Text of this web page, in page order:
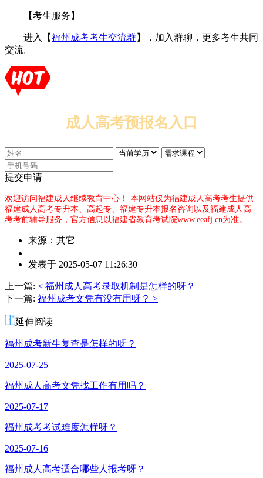
【考生服务】
进入【福州成考考生交流群】，加入群聊，更多考生共同
交流。
成人高考预报名入口
提交申请
欢迎访问福建成人继续教育中心！ 本网站仅为福建成人高考考生提供
福建成人高考专升本、高起专、福建专升本报名咨询以及福建成人高
考考前辅导服务，官方信息以福建省教育考试院www.eeafj.cn为准。
来源：其它
者：
老
师
发表于 2025-05-07 11:26:30
上一篇: < 福州成人高考录取机制是怎样的呀？
下一篇: 福州成考文凭有没有用呀？ >
延伸阅读
福州成考新生复查是怎样的呀？
2025-07-25
福州成人高考文凭找工作有用吗？
2025-07-17
福州成考考试难度怎样呀？
2025-07-16
福州成人高考适合哪些人报考呀？